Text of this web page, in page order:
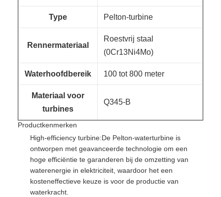
Type Pelton-turbine
Rennermateriaal
Roestvrij staal
(0Cr13Ni4Mo)
Waterhoofdbereik 100 tot 800 meter
Materiaal voor
turbines
Q345-B
Productkenmerken
High-efficiency turbine:De Pelton-waterturbine is
ontworpen met geavanceerde technologie om een
hoge efficiëntie te garanderen bij de omzetting van
waterenergie in elektriciteit, waardoor het een
kosteneffectieve keuze is voor de productie van
waterkracht.